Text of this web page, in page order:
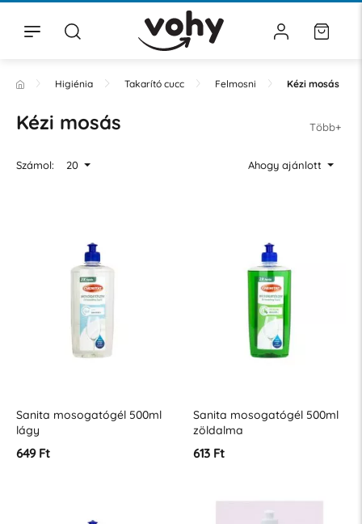
Higiénia Takarító cucc Felmosni Kézi mosás
Kézi mosás Több+
Számol: 20 Ahogy ajánlott
Sanita mosogatógél 500ml
lágy
649 Ft
Sanita mosogatógél 500ml
zöldalma
613 Ft